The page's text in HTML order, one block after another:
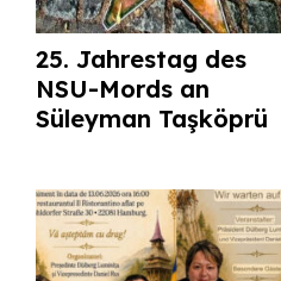
25. Jahrestag des
NSU-Mords an
Süleyman Taşköprü